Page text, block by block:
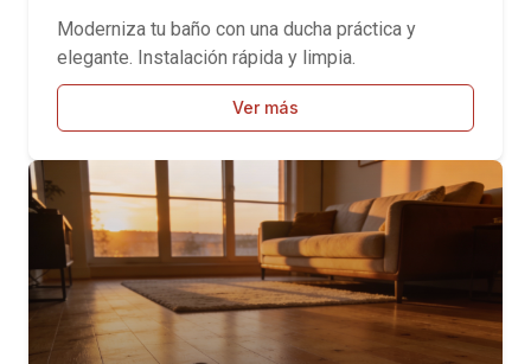
Moderniza tu baño con una ducha práctica y
elegante. Instalación rápida y limpia.
Ver más